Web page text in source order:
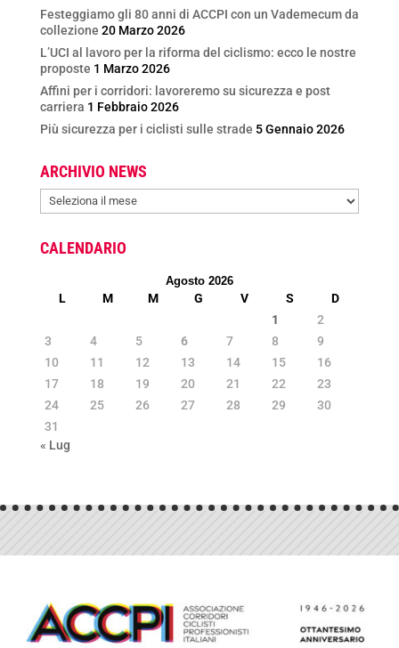
Festeggiamo gli 80 anni di ACCPI con un Vademecum da
collezione 20 Marzo 2026
L’UCI al lavoro per la riforma del ciclismo: ecco le nostre
proposte 1 Marzo 2026
Affini per i corridori: lavoreremo su sicurezza e post
carriera 1 Febbraio 2026
Più sicurezza per i ciclisti sulle strade 5 Gennaio 2026
ARCHIVIO NEWS
ARCHIVIO
NEWS
CALENDARIO
Agosto 2026
L M M G V S
D
1
2
3
4 5 6 7 8
9
10
11 12 13 14 15
16
17
18 19 20 21 22
23
24
25 26 27 28 29
30
31
« Lug